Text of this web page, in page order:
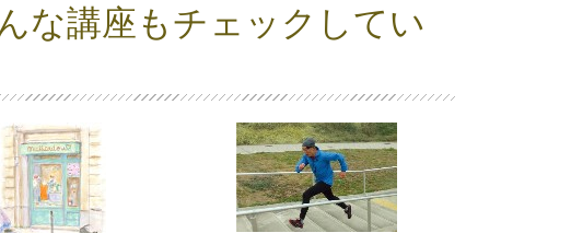
な講座もチェックしてい